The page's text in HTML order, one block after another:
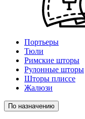
Портьеры
Тюли
Римские шторы
Рулонные шторы
Шторы плиссе
Жалюзи
По назначению